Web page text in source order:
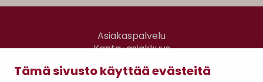
Tämä sivusto käyttää evästeitä
Asiakaspalvelu
Kanta-asiakkuus
Gomee Ratsula Café